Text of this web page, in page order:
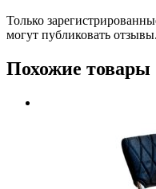
Только
могут публиковать отзывы.
Похожие товары